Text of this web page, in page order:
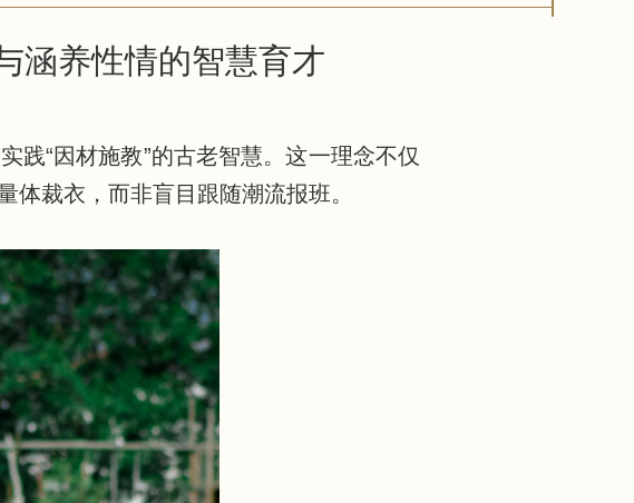
涵养性情的智慧育才
践“因材施教”的古老智慧。这一理念不仅
裁衣，而非盲目跟随潮流报班。